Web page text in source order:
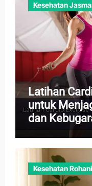
Kesehatan
Latihan
untuk
dan
Kesehatan Rohani